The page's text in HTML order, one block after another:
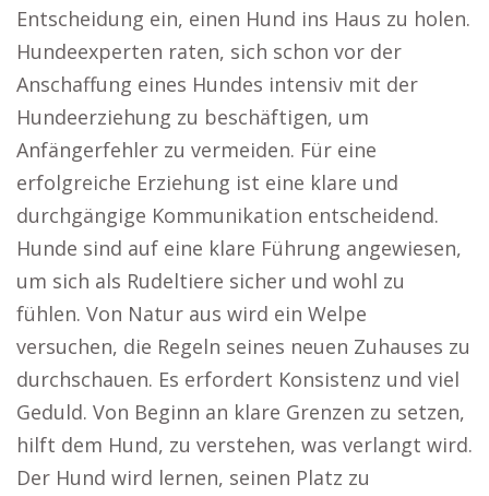
Entscheidung ein, einen Hund ins Haus zu holen.
Hundeexperten raten, sich schon vor der
Anschaffung eines Hundes intensiv mit der
Hundeerziehung zu beschäftigen, um
Anfängerfehler zu vermeiden. Für eine
erfolgreiche Erziehung ist eine klare und
durchgängige Kommunikation entscheidend.
Hunde sind auf eine klare Führung angewiesen,
um sich als Rudeltiere sicher und wohl zu
fühlen. Von Natur aus wird ein Welpe
versuchen, die Regeln seines neuen Zuhauses zu
durchschauen. Es erfordert Konsistenz und viel
Geduld. Von Beginn an klare Grenzen zu setzen,
hilft dem Hund, zu verstehen, was verlangt wird.
Der Hund wird lernen, seinen Platz zu